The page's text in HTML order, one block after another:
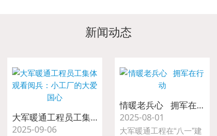
新闻动态
大军暖通工程员工集体观看阅兵：小工厂的大爱国心
2025-09-06
情暖老兵心 拥军在行动
2025-08-01
大军暖通工程在“八一”建